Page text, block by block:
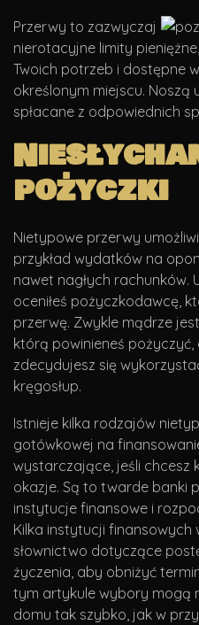
Przerwy to zazwyczaj
nierotacyjne limity
Twoich potrzeb i dostępne
określonym miejscu. Noszą
spłacane z odpowiednich
pożyczki
Nietypowe przerwy
przykład wydatków na
nawet nagłych rachunków.
oceniłeś pożyczkodawcę,
przerwę. Zwykle mądrze
którą powinieneś pożyczyć,
zdecydujesz się
kręgosłup.
Istnieje kilka rodzajów
gotówkowej na
wystarczające, jeśli chcesz
okazje. Są to twarde banki
instytucje finansowe i
Kilka instytucji finansowych
słownictwo dotyczące
życzenia, aby obniżyć
tym artykule wybory mogą
domu tak szybko, jak w